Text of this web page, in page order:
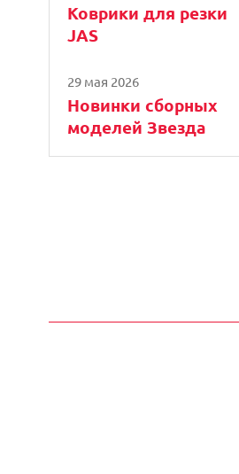
Коврики для резки
JAS
29 мая 2026
Новинки сборных
моделей Звезда